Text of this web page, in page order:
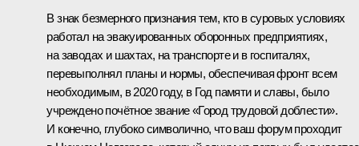
В знак безмерного признания тем, кто в суровых условиях
работал на эвакуированных оборонных предприятиях,
на заводах и шахтах, на транспорте и в госпиталях,
перевыполнял планы и нормы, обеспечивая фронт всем
необходимым, в 2020 году, в Год памяти и славы, было
учреждено почётное звание «Город трудовой доблести».
И конечно, глубоко символично, что ваш форум проходит